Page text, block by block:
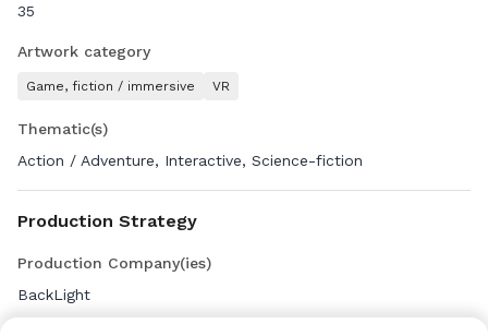
35
Artwork category
Game, fiction / immersive VR
Thematic(s)
Action / Adventure, Interactive, Science-fiction
Production Strategy
Production Company(ies)
BackLight